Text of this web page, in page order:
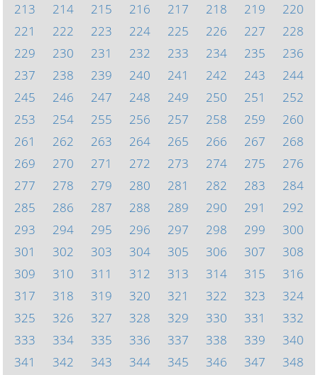
213
214 215 216 217 218 219
220
221
222 223 224 225 226 227
228
229
230 231 232 233 234 235
236
237
238 239 240 241 242 243
244
245
246 247 248 249 250 251
252
253
254 255 256 257 258 259
260
261
262 263 264 265 266 267
268
269
270 271 272 273 274 275
276
277
278 279 280 281 282 283
284
285
286 287 288 289 290 291
292
293
294 295 296 297 298 299
300
301
302 303 304 305 306 307
308
309
310 311 312 313 314 315
316
317
318 319 320 321 322 323
324
325
326 327 328 329 330 331
332
333
334 335 336 337 338 339
340
341
342 343 344 345 346 347
348